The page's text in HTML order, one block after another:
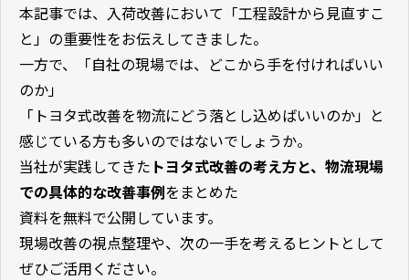
本記事では、入荷改善において「工程設計から見直すこ
と」の重要性をお伝えしてきました。
一方で、「自社の現場では、どこから手を付ければいい
のか」
「トヨタ式改善を物流にどう落とし込めばいいのか」と
感じている方も多いのではないでしょうか。
当社が実践してきた トヨタ式改善の考え方と、物流現場
での具体的な改善事例をまとめた
資料を無料で公開しています。
現場改善の視点整理や、次の一手を考えるヒントとして
ぜひご活用ください。